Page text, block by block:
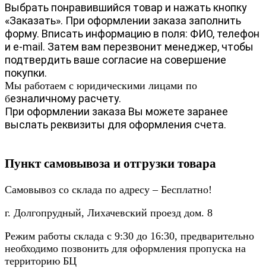
Выбрать понравившийся товар и нажать кнопку
«Заказать». При оформлении заказа заполнить
форму. Вписать информацию в поля: ФИО, телефон
и e-mail. Затем вам перезвонит менеджер, чтобы
подтвердить ваше согласие на совершение
покупки.
Мы работаем с юридическими лицами по
безналичному расчету.
При оформлении заказа Вы можете заранее
выслать реквизиты для оформления счета.
Пункт самовывоза и отгрузки товара
Самовывоз со склада по адресу – Бесплатно!
г. Долгопрудный, Лихачевский проезд дом. 8
Режим работы склада с 9:30 до 16:30, предварительно
необходимо позвонить для оформления пропуска на
территорию БЦ